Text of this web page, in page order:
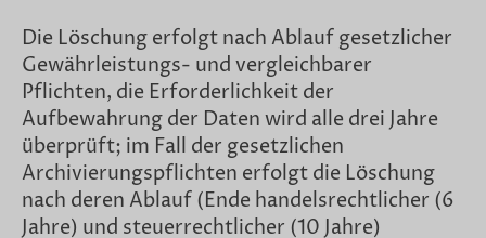
Die Löschung erfolgt nach Ablauf gesetzlicher
Gewährleistungs- und vergleichbarer
Pflichten, die Erforderlichkeit der
Aufbewahrung der Daten wird alle drei Jahre
überprüft; im Fall der gesetzlichen
Archivierungspflichten erfolgt die Löschung
nach deren Ablauf (Ende handelsrechtlicher (6
Jahre) und steuerrechtlicher (10 Jahre)